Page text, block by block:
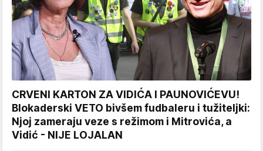
CRVENI KARTON ZA VIDIĆA I PAUNOVIĆEVU!
Blokaderski VETO bivšem fudbaleru i tužiteljki:
Njoj zameraju veze s režimom i Mitrovića, a
Vidić - NIJE LOJALAN